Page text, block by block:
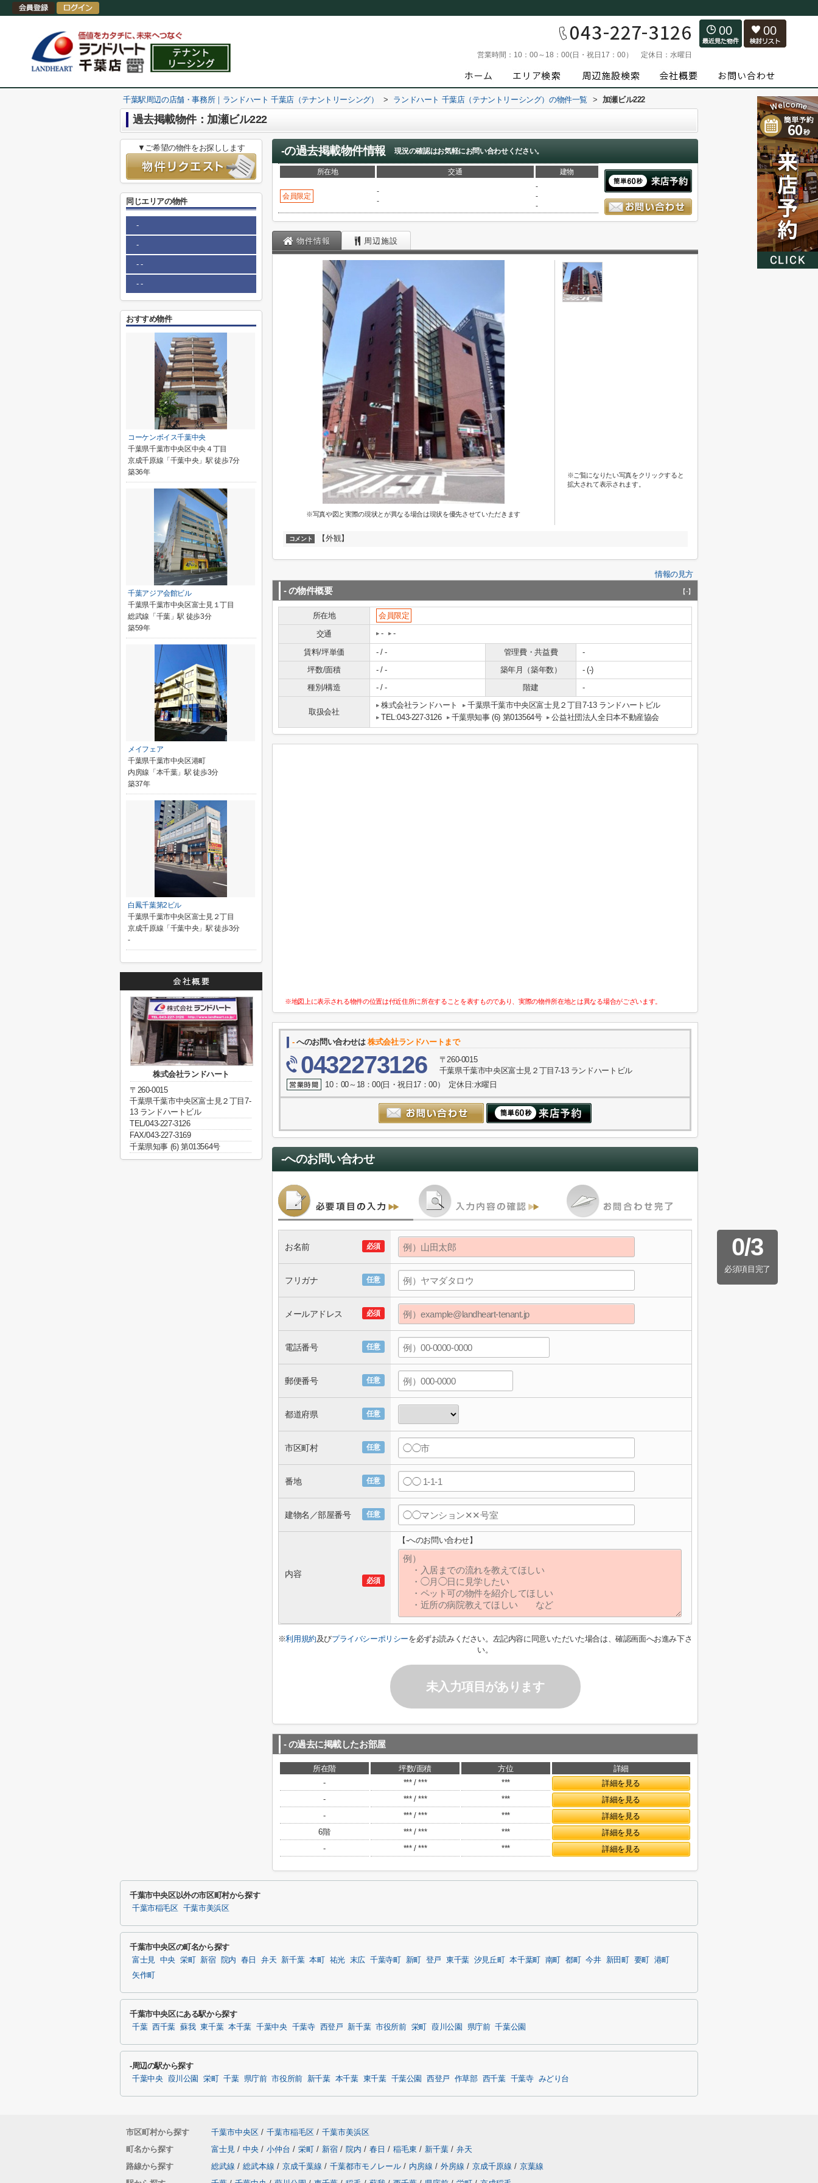
営業時間： 10：00～18：00(日・祝日17：00） 定休日： 水曜日
00 00
千葉駅周辺の店舗・事務所｜ランドハート 千葉店（テナントリーシング） > ランドハート 千葉店（テナントリーシング）の物件一覧 > 加瀬ビル222
過去掲載物件：加瀬ビル222
-の過去掲載物件情報 現況の確認はお気軽にお問い合わせください。
所在地 交通 建物
会員限定
-
-
-
-
-
物件情報 周辺施設
※写真や図と実際の現状とが異なる場合は現状を優先させていただきます
※ご覧になりたい写真をクリックすると
拡大されて表示されます。
コメント 【外観】
情報の見方
- の物件概要 【-】
所在地
会員限定
交通
- -
賃料/坪単価 - / - 管理費・共益費
-
坪数/面積
- / - 築年月（築年数）
- (-)
種別/構造
- / - 階建 -
取扱会社
株式会社ランドハート
千葉県千葉市中央区富士見２丁目7-13 ランドハートビル
TEL:043-227-3126
千葉県知事 (6) 第013564号 公益社団法人全日本不動産協会
※地図上に表示される物件の位置は付近住所に所在することを表すものであり、実際の物件所在地とは異なる場合がございます。
-へのお問い合わせは株式会社ランドハートまで
0432273126
〒260-0015
千葉県千葉市中央区富士見２丁目7-13 ランドハートビル
10：00～18：00(日・祝日17：00） 定休日:水曜日
-へのお問い合わせ
0/3
必須項目完了
必須
お名前
任意
フリガナ
必須
メールアドレス
任意
電話番号
任意
郵便番号
任意
都道府県
任意
市区町村
任意
番地
任意
建物名／部屋番号
必須
内容
【-へのお問い合わせ】
※利用規約及びプライバシーポリシーを必ずお読みください。左記内容に同意いただいた場合は、確認画面へお進み下さ
い。
未入力項目があります
- の過去に掲載したお部屋
所在階 坪数/面積 方位
詳細
-
*** / *** ***
詳細を見る
-
*** / *** ***
詳細を見る
-
*** / *** ***
詳細を見る
6階
*** / *** ***
詳細を見る
-
*** / *** *** 詳細を見る
▼ご希望の物件をお探しします
同じエリアの物件
-
-
- -
- -
おすすめ物件
コーケンボイス千葉中央
千葉県千葉市中央区中央４丁目
京成千原線「千葉中央」駅 徒歩7分
築36年
千葉アジア会館ビル
千葉県千葉市中央区富士見１丁目
総武線「千葉」駅 徒歩3分
築59年
メイフェア
千葉県千葉市中央区港町
内房線「本千葉」駅 徒歩3分
築37年
白鳳千葉第2ビル
千葉県千葉市中央区富士見２丁目
京成千原線「千葉中央」駅 徒歩3分
-
株式会社ランドハート
〒260-0015
千葉県千葉市中央区富士見２丁目7-
13 ランドハートビル
TEL/043-227-3126
FAX/043-227-3169
千葉県知事 (6) 第013564号
千葉市中央区以外の市区町村から探す
千葉市稲毛区 千葉市美浜区
千葉市中央区の町名から探す
富士見 中央 栄町 新宿 院内 春日 弁天 新千葉 本町 祐光 末広 千葉寺町 新町 登戸 東千葉 汐見丘町 本千葉町 南町 都町 今井 新田町 要町
港町
矢作町
千葉市中央区にある駅から探す
千葉 西千葉 蘇我 東千葉 本千葉 千葉中央 千葉寺 西登戸 新千葉 市役所前 栄町 葭川公園 県庁前 千葉公園
-周辺の駅から探す
千葉中央 葭川公園 栄町 千葉 県庁前 市役所前 新千葉 本千葉 東千葉 千葉公園 西登戸 作草部 西千葉 千葉寺 みどり台
市区町村から探す 千葉市中央区 / 千葉市稲毛区 / 千葉市美浜区
町名から探す
富士見 / 中央 / 小仲台 / 栄町 / 新宿 / 院内 / 春日 / 稲毛東 / 新千葉 / 弁天
路線から探す
総武線 / 総武本線 / 京成千葉線 / 千葉都市モノレール / 内房線 / 外房線 / 京成千原線 / 京葉線